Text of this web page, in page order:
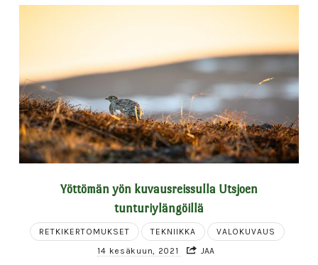
Yöttömän yön kuvausreissulla Utsjoen
tunturiylängöillä
RETKIKERTOMUKSET TEKNIIKKA
VALOKUVAUS
14 kesäkuun, 2021
JAA